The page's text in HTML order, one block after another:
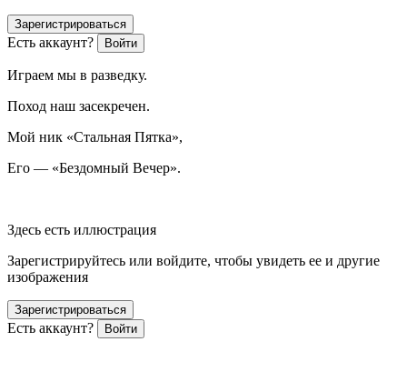
Зарегистрироваться
Есть аккаунт? Войти
Играем мы в разведку.
Поход наш засекречен.
Мой ник «Стальная Пятка»,
Его — «Бездомный Вечер».
Здесь есть иллюстрация
Зарегистрируйтесь или войдите, чтобы увидеть ее и другие
изображения
Зарегистрироваться
Есть аккаунт? Войти